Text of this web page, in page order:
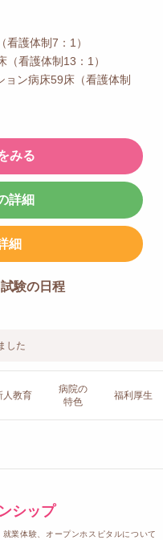
護体制7：1）
看護体制13：1）
ョン病床59床（看護体制
みる
詳細
細
験の日程
した
人教育
病院の
特色
福利厚生
シップ
就業体験、オープンホスピタルについて